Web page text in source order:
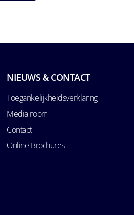
NIEUWS & CONTACT
Toegankelijkheidsverklaring
Media room
Contact
Online Brochures